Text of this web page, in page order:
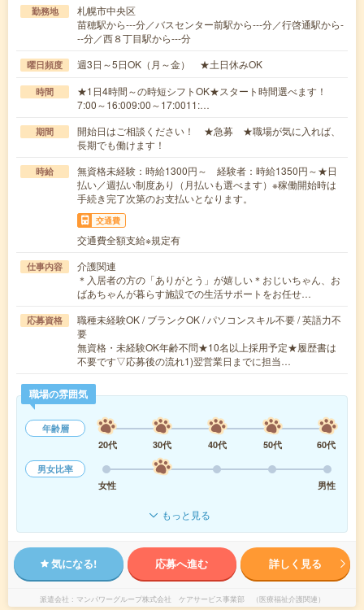
勤務地
札幌市中央区
苗穂駅から---分／バスセンター前駅から---分／行啓通駅から-
--分／西８丁目駅から---分
曜日頻度 週3日～5日OK（月～金） ★土日休みOK
時間
★1日4時間～の時短シフトOK★スタート時間選べます！
7:00～16:009:00～17:0011:…
期間
開始日はご相談ください！ ★急募 ★職場が気に入れば、
長期でも働けます！
時給
無資格未経験：時給1300円～ 経験者：時給1350円～★日
払い／週払い制度あり（月払いも選べます）※稼働開始時は
手続き完了次第のお支払いとなります。
交通費
交通費全額支給※規定有
仕事内容
介護関連
＊入居者の方の「ありがとう」が嬉しい＊おじいちゃん、お
ばあちゃんが暮らす施設での生活サポートをお任せ…
応募資格
職種未経験OK / ブランクOK / パソコンスキル不要 / 英語力不
要
無資格・未経験OK年齢不問★10名以上採用予定★履歴書は
不要です▽応募後の流れ1)翌営業日までに担当…
職場の雰囲気
年齢層
20代
30代 40代 50代
60代
男女比率
女性
男性
もっと見る
気になる! 応募へ進む 詳しく見る
派遣会社 マンパワーグループ株式会社 ケアサービス事業部 （医療福祉介護関連）